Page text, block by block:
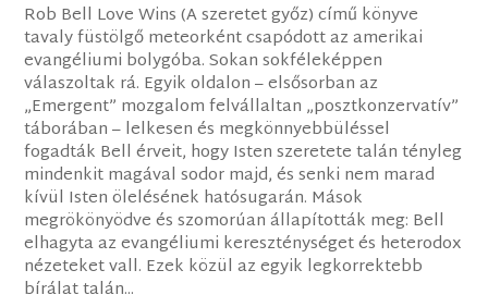
Rob Bell Love Wins (A szeretet győz) című könyve
tavaly füstölgő meteorként csapódott az amerikai
evangéliumi bolygóba. Sokan sokféleképpen
válaszoltak rá. Egyik oldalon – elsősorban az
„Emergent” mozgalom felvállaltan „posztkonzervatív”
táborában – lelkesen és megkönnyebbüléssel
fogadták Bell érveit, hogy Isten szeretete talán tényleg
mindenkit magával sodor majd, és senki nem marad
kívül Isten ölelésének hatósugarán. Mások
megrökönyödve és szomorúan állapították meg: Bell
elhagyta az evangéliumi kereszténységet és heterodox
nézeteket vall. Ezek közül az egyik legkorrektebb
bírálat talán...